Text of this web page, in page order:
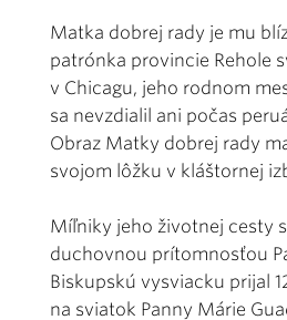
Matka dobrej rady je mu
patrónka provincie Rehole
v Chicagu, jeho rodnom
sa nevzdialil ani počas
Obraz Matky dobrej rady
svojom lôžku v kláštornej
Míľniky jeho životnej cesty
duchovnou prítomnosťou
Biskupskú vysviacku prijal
na sviatok Panny Márie